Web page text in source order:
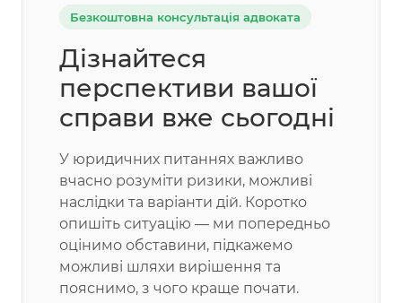
Безкоштовна консультація адвоката
Дізнайтеся
перспективи вашої
справи вже сьогодні
У юридичних питаннях важливо
вчасно розуміти ризики, можливі
наслідки та варіанти дій. Коротко
опишіть ситуацію — ми попередньо
оцінимо обставини, підкажемо
можливі шляхи вирішення та
пояснимо, з чого краще почати.